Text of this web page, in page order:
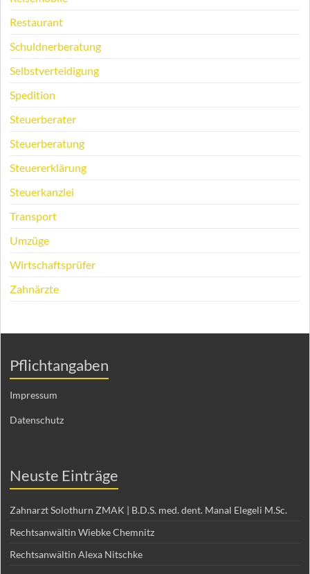
Restaurant
Schuldnerberatung
Selbstverteidigung
Spedition
Steuerberater
Steuerberatung
Steuererklärung
Steuerkanzlei
Transport
Umzüge
Wirtschaftsprüfer
Zahnärzte
Pflichtangaben
Impressum
Datenschutz
Neuste Einträge
Zahnarzt Solothurn ZMAK | B.D.S. med. dent. Manal Elegeli M.Sc.
Rechtsanwältin Wiebke Chemnitz
Rechtsanwältin Alexa Nitschke